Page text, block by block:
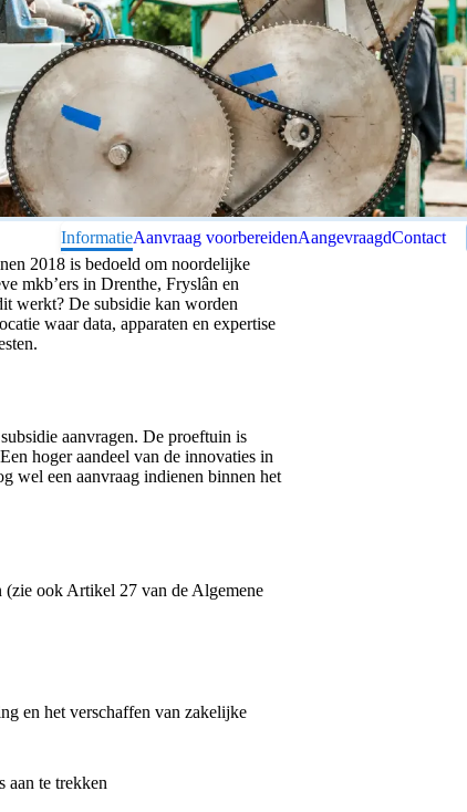
InformatieAanvraag voorbereidenAangevraagdContact
2018 is bedoeld om noordelijke
mkb’ers in Drenthe, Fryslân en
werkt? De subsidie kan worden
waar data, apparaten en expertise
aanvragen. De proeftuin is
hoger aandeel van de innovaties in
wel een aanvraag indienen binnen het
ook Artikel 27 van de Algemene
en het verschaffen van zakelijke
aan te trekken